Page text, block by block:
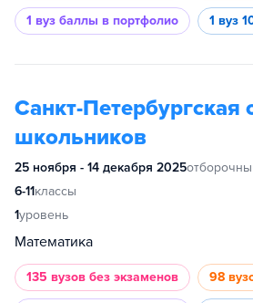
1 вуз баллы в портфолио 1 вуз
Санкт-Петербургская
школьников
25 ноября - 14 декабря 2025
6-11классы
1уровень
Математика
135 вузов без экзаменов 98